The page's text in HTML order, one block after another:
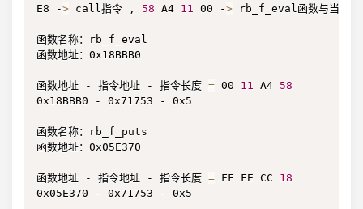
E8 -> call指令 , 58 A4 11 00 -> rb_f_eval函数与当前指
函数名称：rb_f_eval
函数地址：0x18BBB0
函数地址 - 指令地址 - 指令长度 = 00 11 A4 58
0x18BBB0 - 0x71753 - 0x5
函数名称：rb_f_puts
函数地址：0x05E370
函数地址 - 指令地址 - 指令长度 = FF FE CC 18
0x05E370 - 0x71753 - 0x5